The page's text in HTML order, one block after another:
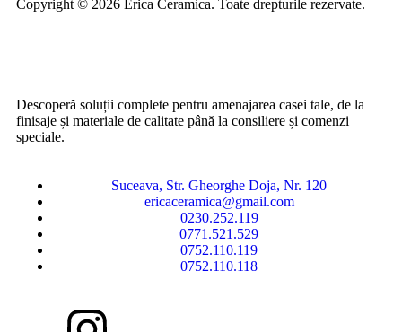
Copyright © 2026 Erica Ceramica. Toate drepturile rezervate.
Descoperă soluții complete pentru amenajarea casei tale, de la
finisaje și materiale de calitate până la consiliere și comenzi
speciale.
Suceava, Str. Gheorghe Doja, Nr. 120
ericaceramica@gmail.com
0230.252.119
0771.521.529
0752.110.119
0752.110.118